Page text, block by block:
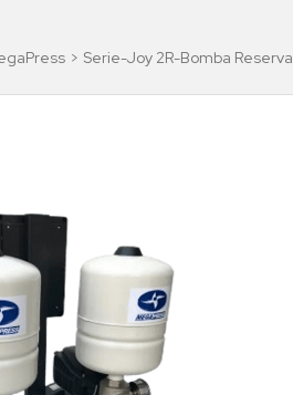
Serie-Joy 2R-Bomba Reserva